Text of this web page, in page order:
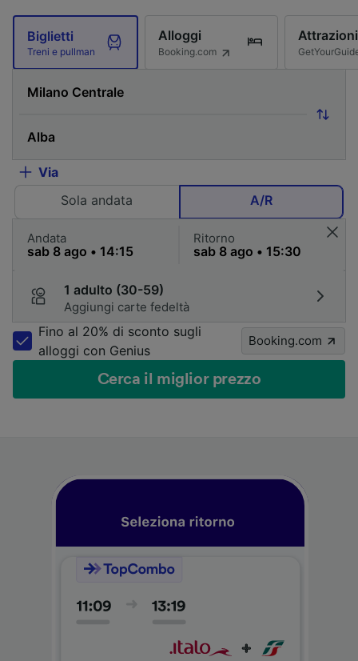
Biglietti
Treni e pullman
Alloggi
Booking.com
Attrazioni
Via
Sola andata
A/R
Andata Ritorno
1 adulto (30-59)
Aggiungi carte fedeltà
Fino al 20% di sconto sugli
alloggi con Genius
Booking.com
Cerca il miglior prezzo